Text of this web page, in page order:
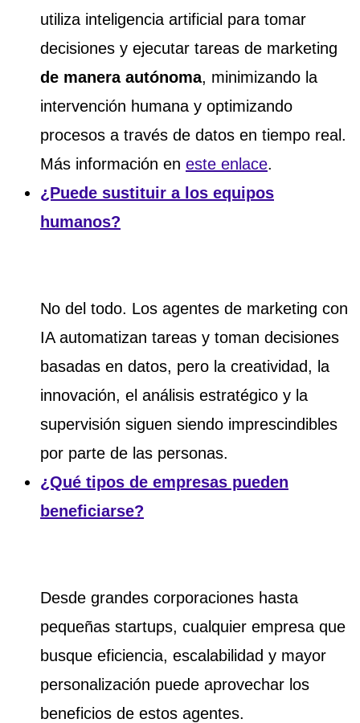
utiliza inteligencia artificial para tomar
decisiones y ejecutar tareas de marketing
de manera autónoma, minimizando la
intervención humana y optimizando
procesos a través de datos en tiempo real.
Más información en este enlace.
¿Puede sustituir a los equipos
humanos?
No del todo. Los agentes de marketing con
IA automatizan tareas y toman decisiones
basadas en datos, pero la creatividad, la
innovación, el análisis estratégico y la
supervisión siguen siendo imprescindibles
por parte de las personas.
¿Qué tipos de empresas pueden
beneficiarse?
Desde grandes corporaciones hasta
pequeñas startups, cualquier empresa que
busque eficiencia, escalabilidad y mayor
personalización puede aprovechar los
beneficios de estos agentes.